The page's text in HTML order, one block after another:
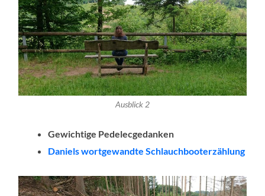
Ausblick 2
Gewichtige Pedelecgedanken
Daniels wortgewandte Schlauchbooterzählung